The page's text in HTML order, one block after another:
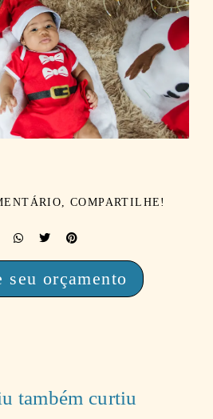
COMPARTILHE!
seu orçamento
também curtiu